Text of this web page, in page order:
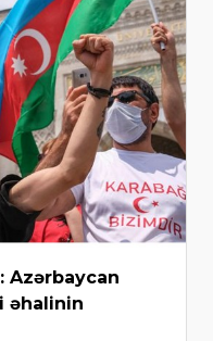
Azərbaycan
əhalinin